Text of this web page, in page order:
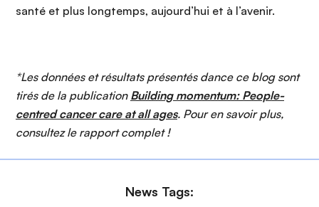
santé et plus longtemps, aujourd’hui et à l’avenir.
*Les données et résultats présentés dance ce blog sont
tirés de la publication Building momentum: People-
centred cancer care at all ages. Pour en savoir plus,
consultez le rapport complet !
News Tags: